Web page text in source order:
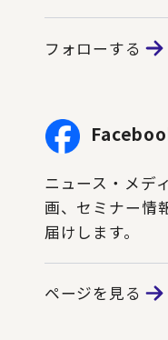
フォローする
ニュース・メデ
画、セミナー情
届けします。
ページを見る